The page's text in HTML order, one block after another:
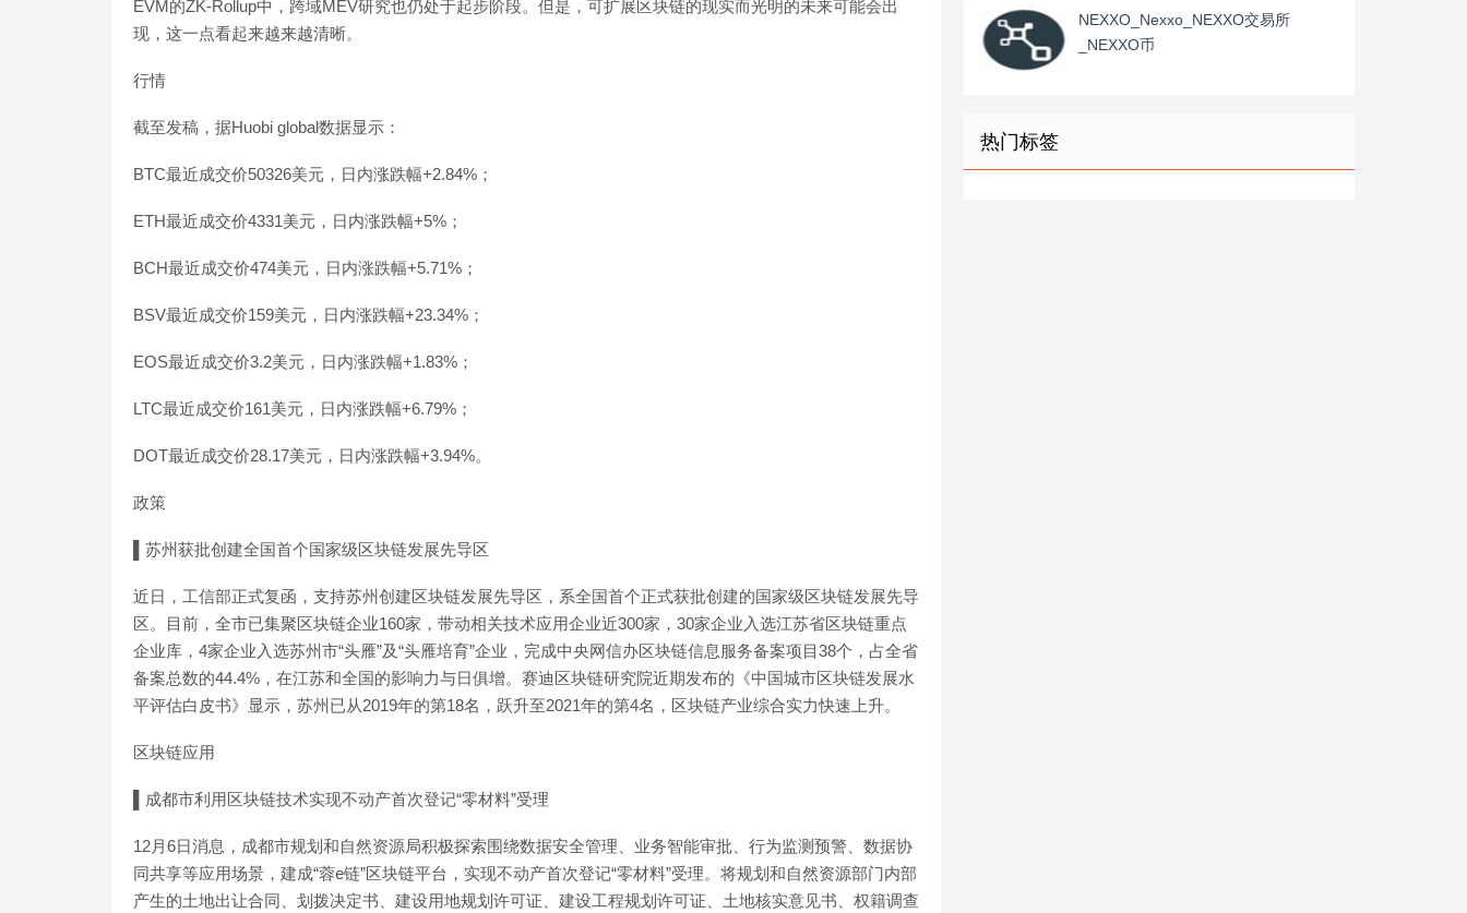
EVM的ZK-Rollup中，跨域MEV研究也仍处于起步阶段。但是，可扩展区块链的现实而光明的未来可能会出
现，这一点看起来越来越清晰。
行情
截至发稿，据Huobi global数据显示：
BTC最近成交价50326美元，日内涨跌幅+2.84%；
ETH最近成交价4331美元，日内涨跌幅+5%；
BCH最近成交价474美元，日内涨跌幅+5.71%；
BSV最近成交价159美元，日内涨跌幅+23.34%；
EOS最近成交价3.2美元，日内涨跌幅+1.83%；
LTC最近成交价161美元，日内涨跌幅+6.79%；
DOT最近成交价28.17美元，日内涨跌幅+3.94%。
政策
▌苏州获批创建全国首个国家级区块链发展先导区
近日，工信部正式复函，支持苏州创建区块链发展先导区，系全国首个正式获批创建的国家级区块链发展先导
区。目前，全市已集聚区块链企业160家，带动相关技术应用企业近300家，30家企业入选江苏省区块链重点
企业库，4家企业入选苏州市“头雁”及“头雁培育”企业，完成中央网信办区块链信息服务备案项目38个，占全省
备案总数的44.4%，在江苏和全国的影响力与日俱增。赛迪区块链研究院近期发布的《中国城市区块链发展水
平评估白皮书》显示，苏州已从2019年的第18名，跃升至2021年的第4名，区块链产业综合实力快速上升。
区块链应用
▌成都市利用区块链技术实现不动产首次登记“零材料”受理
12月6日消息，成都市规划和自然资源局积极探索围绕数据安全管理、业务智能审批、行为监测预警、数据协
同共享等应用场景，建成“蓉e链”区块链平台，实现不动产首次登记“零材料”受理。将规划和自然资源部门内部
产生的土地出让合同、划拨决定书、建设用地规划许可证、建设工程规划许可证、土地核实意见书、权籍调查
NEXXO_Nexxo_NEXXO交易所
_NEXXO币
热门标签